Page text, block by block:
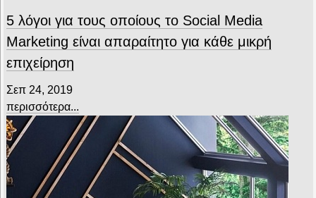
5 λόγοι για τους οποίους το Social Media
Marketing είναι απαραίτητο για κάθε μικρή
επιχείρηση
Σεπ 24, 2019
περισσότερα...